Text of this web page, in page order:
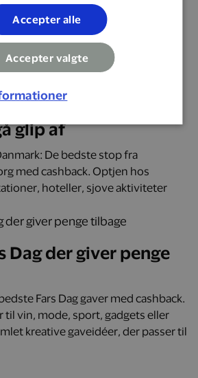
mad og transport til mode, bolig
på roadtrip:
og overnatninger,
glip af
De bedste stop fra
med cashback. Optjen hos
hoteller, sjove aktiviteter
Dag der giver penge
Fars Dag gaver med cashback.
til vin, mode, sport, gadgets eller
kreative gaveidéer, der passer til
Accepter alle
Accepter valgte